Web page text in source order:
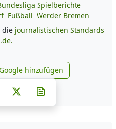
Spielberichte
Fußball Werder Bremen
die journalistischen Standards
news.de zu Google
hinzufügen
auf Facebook
Teilen auf Whatsapp
Teilen auf Telegram
Pinterest
E-Mail teilen
Post auf X